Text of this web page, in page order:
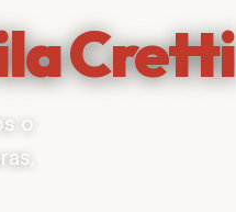
Cretti
o